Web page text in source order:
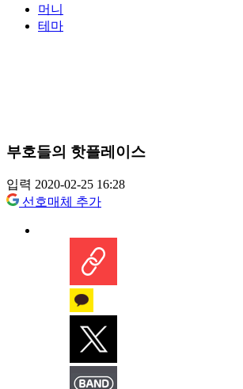
머니
테마
부호들의 핫플레이스
입력 2020-02-25 16:28
선호매체 추가